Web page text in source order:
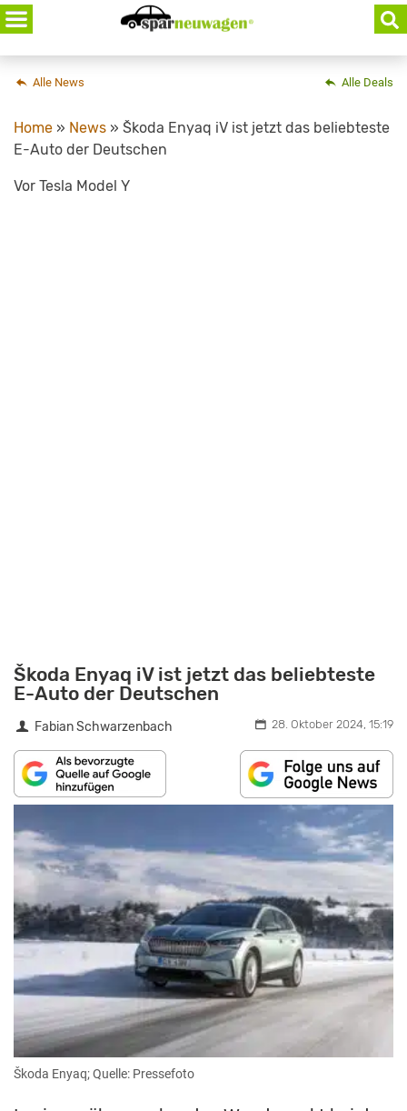
Skip
to
content
Alle Deals
Alle News
Home » News » Škoda Enyaq iV ist jetzt das beliebteste
E-Auto der Deutschen
Vor Tesla Model Y
Škoda Enyaq iV ist jetzt das beliebteste
E-Auto der Deutschen
Fabian Schwarzenbach 28. Oktober 2024, 15:19
Škoda Enyaq; Quelle: Pressefoto